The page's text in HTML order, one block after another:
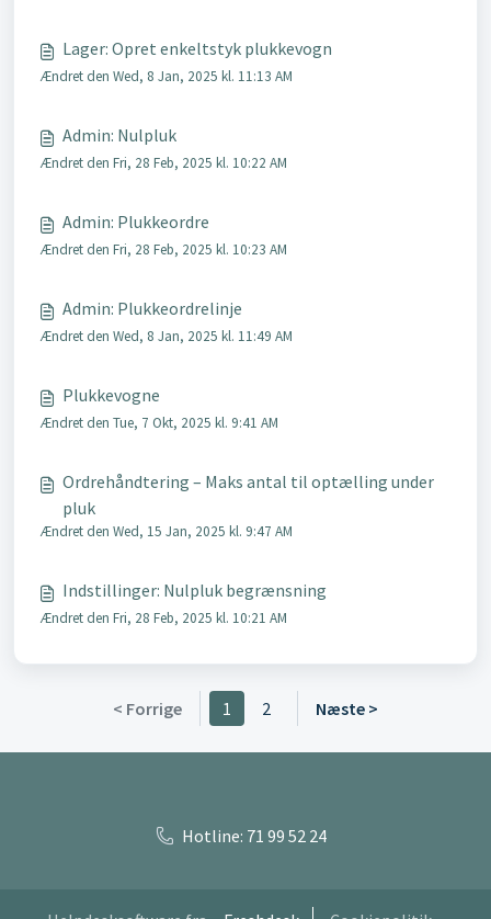
Lager: Opret enkeltstyk plukkevogn
Ændret den Wed, 8 Jan, 2025 kl. 11:13 AM
Admin: Nulpluk
Ændret den Fri, 28 Feb, 2025 kl. 10:22 AM
Admin: Plukkeordre
Ændret den Fri, 28 Feb, 2025 kl. 10:23 AM
Admin: Plukkeordrelinje
Ændret den Wed, 8 Jan, 2025 kl. 11:49 AM
Plukkevogne
Ændret den Tue, 7 Okt, 2025 kl. 9:41 AM
Ordrehåndtering – Maks antal til optælling under
pluk
Ændret den Wed, 15 Jan, 2025 kl. 9:47 AM
Indstillinger: Nulpluk begrænsning
Ændret den Fri, 28 Feb, 2025 kl. 10:21 AM
< Forrige 1 2 Næste >
Hotline: 71 99 52 24